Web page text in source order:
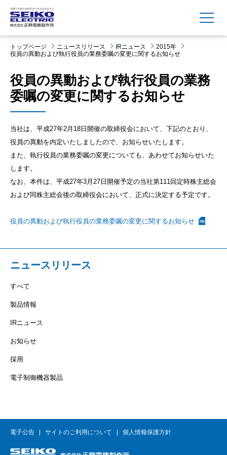
MENU
トップページ ニュースリリース IRニュース
2015年
役員の異動および執行役員の業務委嘱の変更に関するお知らせ
役員の異動および執行役員の業務
委嘱の変更に関するお知らせ
当社は、平成27年2月18日開催の取締役会において、下記のとおり、
役員の異動を内定いたしましたので、お知らせいたします。
また、執行役員の業務委嘱の変更についても、あわせてお知らせいた
します。
なお、本件は、平成27年3月27日開催予定の当社第111回定時株主総会
および同株主総会後の取締役会において、正式に決定する予定です。
役員の異動および執行役員の業務委嘱の変更に関するお知らせ
ニュースリリース
すべて
製品情報
IRニュース
お知らせ
採用
電子制御機器製品
電子公告 サイトのご利用について 個人情報保護方針